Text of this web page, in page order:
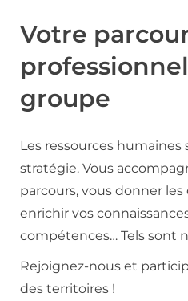
Votre
groupe
Les ressources
stratégie. Vous
parcours, vous donner les
enrichir vos
compétences… Tels sont
Rejoignez-nous et
des territoires !